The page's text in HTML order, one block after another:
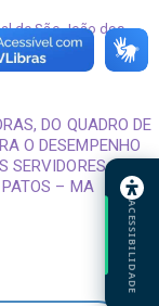
DO QUADRO DE
O DESEMPENHO
SERVIDORES
– MA
ACESSIBILIDADE